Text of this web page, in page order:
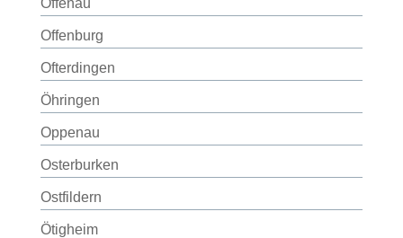
Offenau
Offenburg
Ofterdingen
Öhringen
Oppenau
Osterburken
Ostfildern
Ötigheim